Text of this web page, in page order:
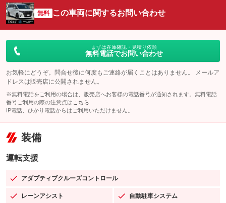
無料 この車両に関するお問い合わせ
まずは在庫確認・見積り依頼
無料電話でお問い合わせ
お気軽にどうぞ。問合せ後に何度もご連絡が届くことはありません。 メールア
ドレスは販売店に公開されません。
※無料電話をご利用の場合は、販売店へお客様の電話番号が通知されます。無料電話
番号ご利用の際の注意点は こちら
IP電話、ひかり電話からはご利用いただけません。
装備
運転支援
アダプティブクルーズコントロール
：装備あり
レーンアシスト
：装備あり 自動駐車システム
：装備あり